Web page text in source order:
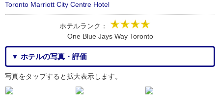
Toronto Marriott City Centre Hotel
ホテルランク：
One Blue Jays Way Toronto
▼ ホテルの写真・評価
写真をタップすると拡大表示します。